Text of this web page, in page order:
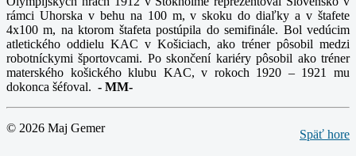
rámci Uhorska v behu na 100 m, v skoku do diaľky a v štafete
4x100 m, na ktorom štafeta postúpila do semifinále. Bol vedúcim
atletického oddielu KAC v Košiciach, ako tréner pôsobil medzi
robotníckymi športovcami. Po skončení kariéry pôsobil ako tréner
materského košického klubu KAC, v rokoch 1920 – 1921 mu
dokonca šéfoval. - MM-
Späť hore
© 2026 Maj Gemer